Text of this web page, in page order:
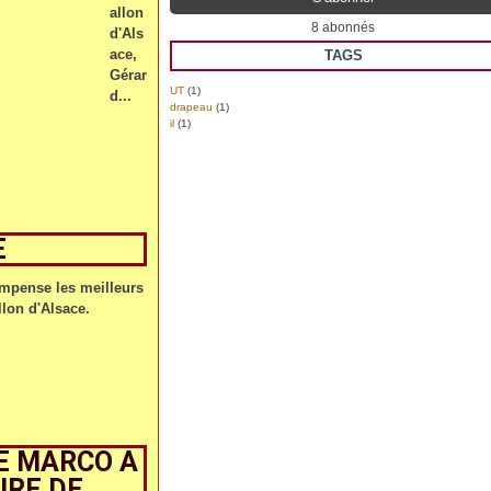
allon
d'Als
ace,
Gérar
d...
les meilleurs
d'Alsace.
MARCO A
8 abonnés
TAGS
UT (1)
drapeau (1)
il (1)